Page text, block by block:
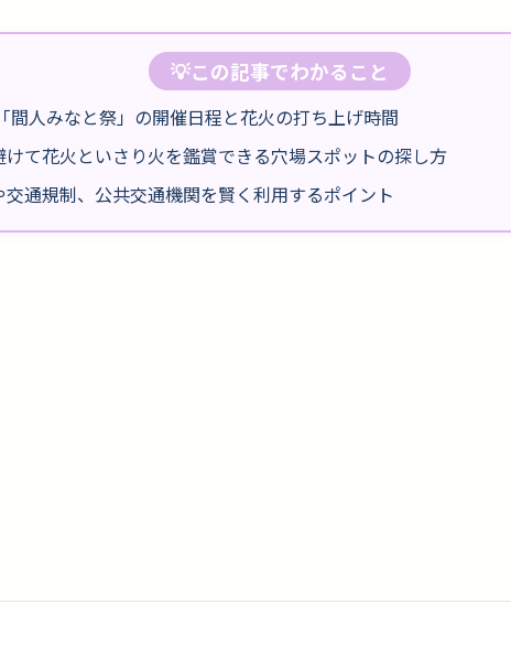
💡この記事でわかること
間人みなと祭」の開催日程と花火の打ち上げ時間
けて花火といさり火を鑑賞できる穴場スポットの探し方
交通規制、公共交通機関を賢く利用するポイント